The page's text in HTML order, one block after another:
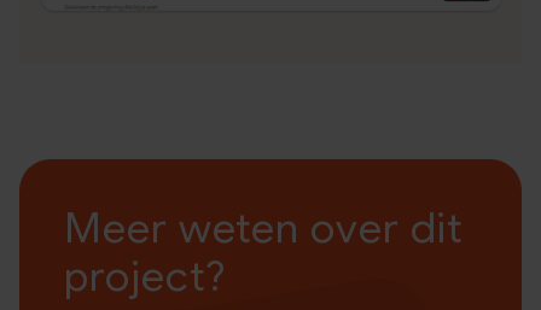
Meer weten over dit
project?